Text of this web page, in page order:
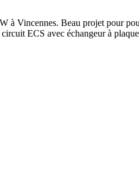
Vincennes. Beau projet pour
ECS avec échangeur à